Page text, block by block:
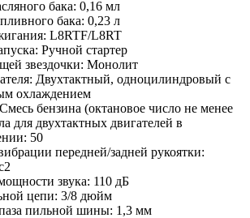
бака: 0,16 мл
бака: 0,23 л
L8RTF/L8RT
Ручной стартер
звездочки: Монолит
Двухтактный, одноцилиндровый с
охлаждением
бензина (октановое число не менее
для двухтактных двигателей в
50
передней/задней рукоятки:
звука: 110 дБ
цепи: 3/8 дюйм
пильной шины: 1,3 мм